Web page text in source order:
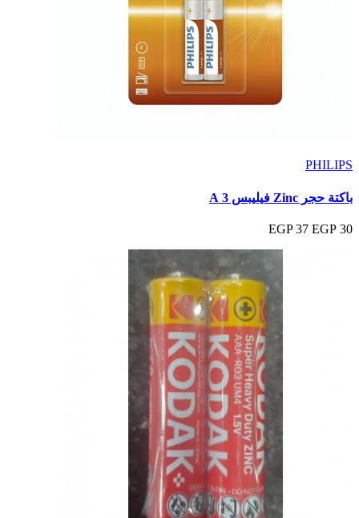
PHILIPS
باكتة حجر Zinc فيليبس 3 A
30 EGP
37 EGP